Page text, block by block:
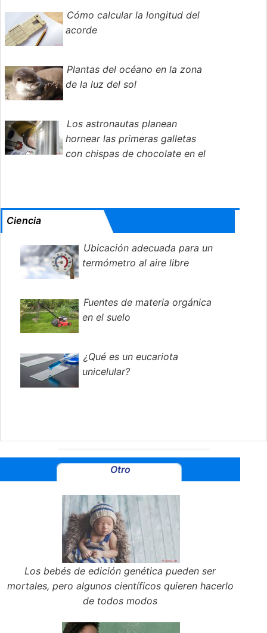
Cómo calcular la longitud del
acorde
Plantas del océano en la zona
de la luz del sol
Los astronautas planean
hornear las primeras galletas
con chispas de chocolate en el
Ciencia
Ubicación adecuada para un
termómetro al aire libre
Fuentes de materia orgánica
en el suelo
¿Qué es un eucariota
unicelular?
Otro
Los bebés de edición genética pueden ser
mortales, pero algunos científicos quieren hacerlo
de todos modos